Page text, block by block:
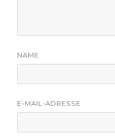
NAME
E-MAIL-ADRESSE